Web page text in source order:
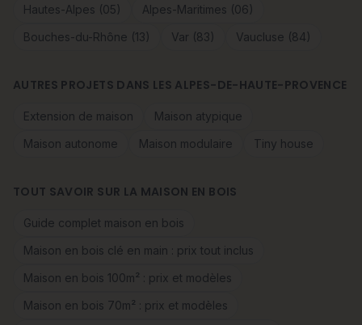
Hautes-Alpes (05)
Alpes-Maritimes (06)
Bouches-du-Rhône (13)
Var (83) Vaucluse (84)
AUTRES PROJETS DANS LES ALPES-DE-HAUTE-PROVENCE
Extension de maison
Maison atypique
Maison autonome
Maison modulaire Tiny house
TOUT SAVOIR SUR LA MAISON EN BOIS
Guide complet maison en bois
Maison en bois clé en main : prix tout inclus
Maison en bois 100m² : prix et modèles
Maison en bois 70m² : prix et modèles